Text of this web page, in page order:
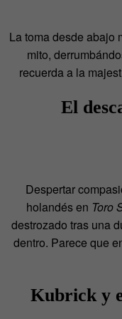
La toma desde abajo
mito,
recuerda a la
El
Despertar
holandés en Toro
destrozado tras una
dentro. Parece que
Kubrick y